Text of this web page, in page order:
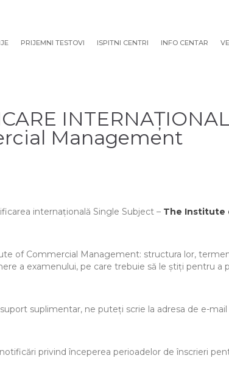
PRIJEMNI TESTOVI ISPITNI CENTRI INFO CENTAR
Management
internațională Single Subject – The Institute
of Commercial Management: structura lor,
a examenului, pe care trebuie să le știți pentru a
suplimentar, ne puteți scrie la adresa de e-mail
privind începerea perioadelor de înscrieri